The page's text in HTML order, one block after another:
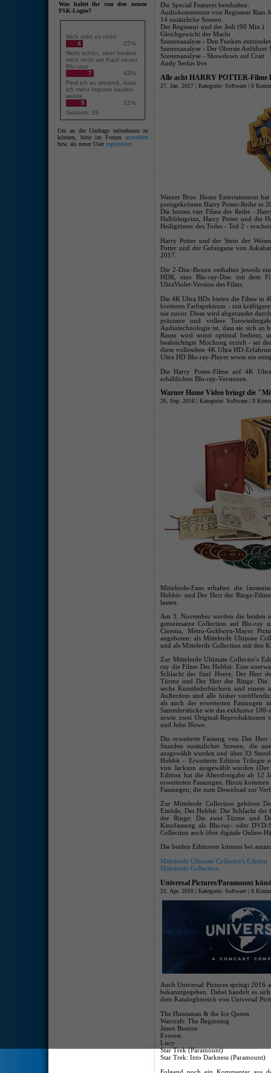
Was haltet ihr von den neuen
FSK-Logos?
Mich stört es nicht
4
25%
Nicht schön, aber hindert
mich nicht am Kauf neuer
Blu-rays
7
43%
Find ich so störend, dass
ich mehr Importe kaufen
werde
5
31%
Gesamt: 16
Um an der Umfrage teilnehmen zu
können, bitte im Forum anmelden
bzw. als neuer Userregistrieren
Die Special Features beinhalten:
Audiokommentar von Regisseur Rian
14 zusätzliche Szenen
Der Regisseur und der Jedi (90 Min.)
Gleichgewicht der Macht
Szenenanalyse - Den Funken
Szenenanalyse - Der Oberste Anführer
Szenenanalyse - Showdown auf Crait
Andy Serkis live
Alle acht HARRY POTTER-Filme
27. Jan. 2017 | Kategorie: Software | 0
Warner Bros. Home Entertainment
preisgekrönten Harry Potter-Reihe in
Die letzten vier Filme der Reihe -
Halbblutprinz, Harry Potter und die
Heiligtümer des Todes - Teil 2 -
Harry Potter und der Stein der
Potter und der Gefangene von
2017.
Die 2-Disc-Boxen enthalten jeweils
HDR, eine Blu-ray-Disc mit dem
UltraViolet-Version des Films.
Die 4K Ultra HDs bieten die Filme in
breiteren Farbspektrum - mit
nie zuvor. Diese wird abgerundet
präzisere und vollere
Audiotechnologie ist, dass sie sich an
Raum wird somit optimal bedient,
beabsichtigte Mischung erzielt - sei
diese vollendete 4K Ultra HD-
Ultra HD Blu-ray-Player sowie ein
Die Harry Potter-Filme auf 4K
erhältlichen Blu-ray-Versionen.
Warner Home Video bringt die
26. Sep. 2016 | Kategorie: Software | 0
Mittelerde-Fans erhalten die
Hobbit- und Der Herr der Ringe-
lassen.
Am 3. November werden die beiden
gemeinsame Collection auf Blu-
Cinema, Metro-Goldwyn-Mayer
angeboten: als Mittelerde Ultimate
und als Mittelerde Collection mit den
Zur Mittelerde Ultimate Collector's
ray die Filme Der Hobbit: Eine
Schlacht der fünf Heere, Der Herr
Türme und Der Herr der Ringe: Die
sechs Kunstlederbüchern und
Außerdem sind alle bisher
als auch der erweiterten Fassungen
Sammlerstücke wie das exklusive
sowie zwei Original-Reproduktionen
und John Howe.
Die erweiterte Fassung von Der
Stunden zusätzlicher Szenen, die
ausgewählt wurden und über 33
Hobbit – Erweiterte Edition Trilogie
von Jackson ausgewählt wurden
Edition hat die Altersfreigabe ab 12
erweiterten Fassungen. Hinzu
Fassungen, die zum Download zur
Zur Mittelerde Collection gehören
Einöde, Der Hobbit: Die Schlacht
der Ringe: Die zwei Türme und
Kinofassung als Blu-ray- oder DVD-
Collection auch über digitale Online-
Die beiden Editionen können bei
Mittelerde Ultimate Collector's Edition
Mittelerde Collection
Universal Pictures/Paramount
21. Apr. 2016 | Kategorie: Software | 0
Auch Universal Pictures springt 2016
bekanntgegeben. Dabei handelt es
dem Katalogbereich von Universal
The Huntsman & the Ice Queen
Warcraft: The Beginning
Jason Bourne
Everest
Lucy
Star Trek (Paramount)
Star Trek: Into Darkness (Paramount)